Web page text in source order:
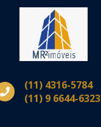
(11) 4316-5784
(11) 9 6644-6323